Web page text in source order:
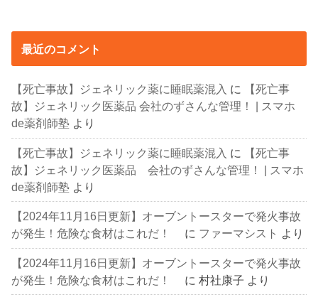
最近のコメント
【死亡事故】ジェネリック薬に睡眠薬混入 に
【死亡事
故】ジェネリック医薬品 会社のずさんな管理！ | スマホ
de薬剤師塾 より
【死亡事故】ジェネリック薬に睡眠薬混入 に
【死亡事
故】ジェネリック医薬品 会社のずさんな管理！ | スマホ
de薬剤師塾 より
【2024年11月16日更新】オーブントースターで発火事故
が発生！危険な食材はこれだ！
に ファーマシスト より
【2024年11月16日更新】オーブントースターで発火事故
が発生！危険な食材はこれだ！
に村社康子 より